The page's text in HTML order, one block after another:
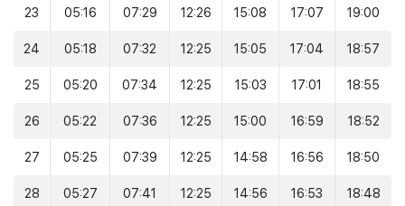
23 05:16 07:29 12:26 15:08 17:07 19:00
24 05:18 07:32 12:25 15:05 17:04 18:57
25 05:20 07:34 12:25 15:03 17:01 18:55
26 05:22 07:36 12:25 15:00 16:59 18:52
27 05:25 07:39 12:25 14:58 16:56 18:50
28 05:27 07:41 12:25 14:56 16:53 18:48